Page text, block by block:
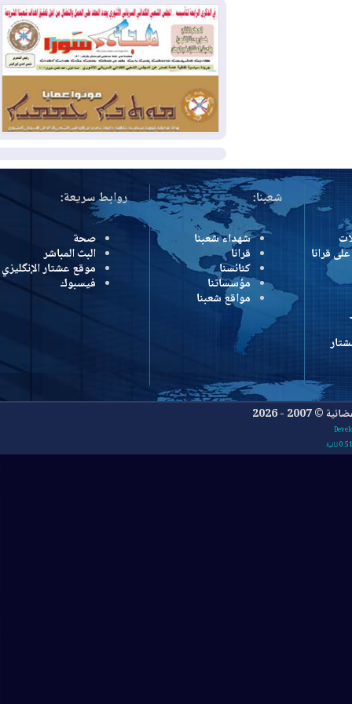
2026-07-31
50 درجة مئوية في 5
محافظات.. العراق على موعد مع موجة حر
السبت
2026-07-31
سبتة تهز أوروبا.. إيطاليا تهدد
بورقة شنغن وفرنسا تشدد الحدود
شعبنا:
شهداء شعبنا
قرانا
كنائسنا
مؤسساتنا
مواقع شعبنا
روابط سريعة:
صحة
البث المباشر
موقع عشتار الإنگليزي
فيسبوك
2026